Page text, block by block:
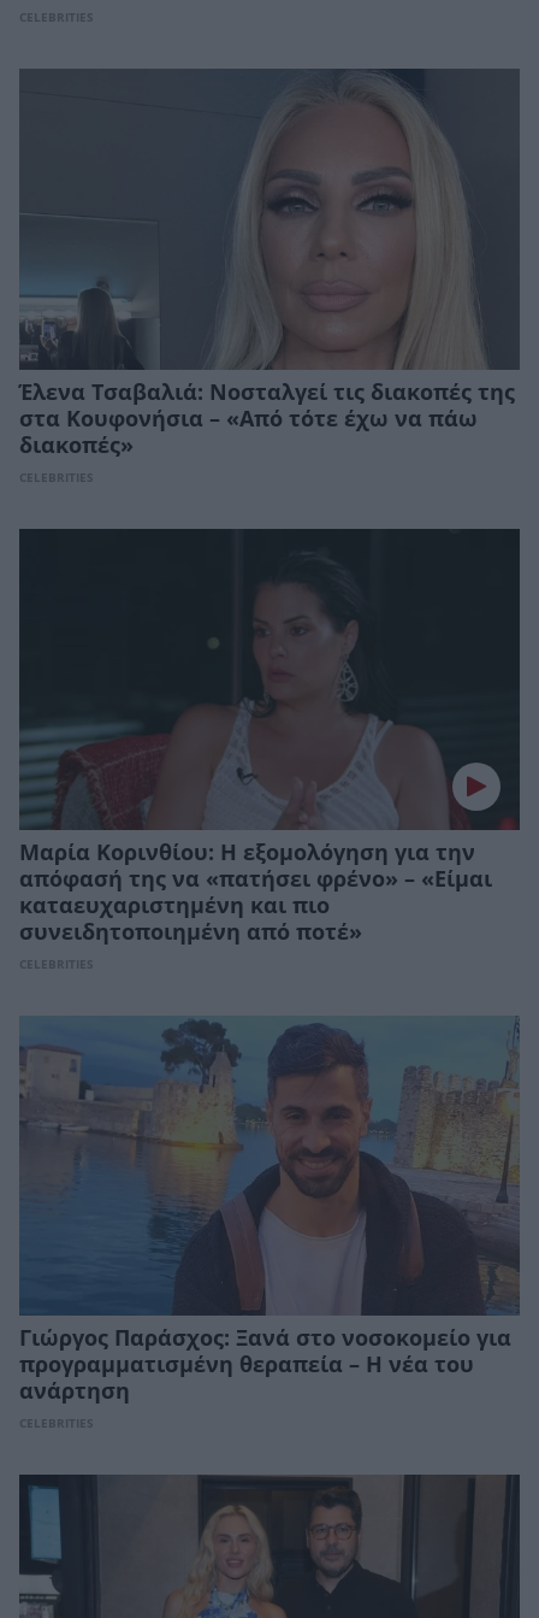
CELEBRITIES
Έλενα Τσαβαλιά: Νοσταλγεί τις διακοπές της
στα Κουφονήσια – «Από τότε έχω να πάω
διακοπές»
CELEBRITIES
Μαρία Κορινθίου: Η εξομολόγηση για την
απόφασή της να «πατήσει φρένο» – «Είμαι
καταευχαριστημένη και πιο
συνειδητοποιημένη από ποτέ»
CELEBRITIES
Γιώργος Παράσχος: Ξανά στο νοσοκομείο για
προγραμματισμένη θεραπεία – Η νέα του
ανάρτηση
CELEBRITIES